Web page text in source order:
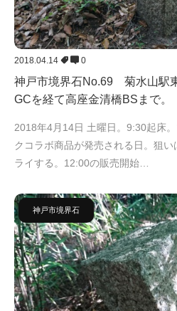
2018.04.14 0
神戸市境界石No.69 菊水山駅
GCを経て高座金清橋BSまで。
2018年4月14日 土曜日。9:30起床
クコラボ商品が発売される日。狙
ライする。12:00の販売開始…
神戸市境界石